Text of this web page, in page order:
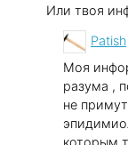
Или твоя
Patish
Моя
разума ,
не
которым